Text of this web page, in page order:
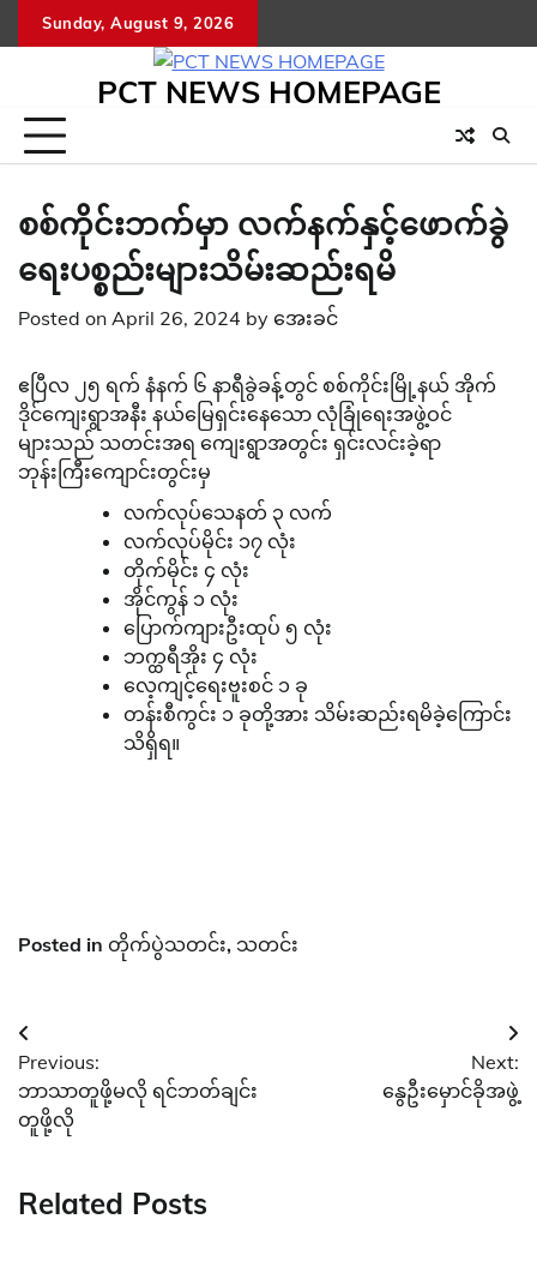
to
Sunday, August 9, 2026
PCT NEWS HOMEPAGE
စစ်ကိုင်းဘက်မှာ လက်နက်နှင့်ဖောက်ခွဲ
ရေးပစ္စည်းများသိမ်းဆည်းရမိ
Posted on April 26, 2024 by အေးခင်
ဧပြီလ ၂၅ ရက် နံနက် ၆ နာရီခွဲခန့်တွင် စစ်ကိုင်းမြို့နယ် အိုက်
ဒိုင်ကျေးရွာအနီး နယ်မြေရှင်းနေသော လုံခြုံရေးအဖွဲ့ဝင်
များသည် သတင်းအရ ကျေးရွာအတွင်း ရှင်းလင်းခဲ့ရာ
ဘုန်းကြီးကျောင်းတွင်းမှ
လက်လုပ်သေနတ် ၃ လက်
လက်လုပ်မိုင်း ၁၇ လုံး
တိုက်မိုင်း ၄ လုံး
အိုင်ကွန် ၁ လုံး
ပြောက်ကျားဦးထုပ် ၅ လုံး
ဘက္ထရီအိုး ၄ လုံး
လေ့ကျင့်ရေးဗူးစင် ၁ ခု
တန်းစီကွင်း ၁ ခုတို့အား သိမ်းဆည်းရမိခဲ့ကြောင်း
သိရှိရ။
Posted in တိုက်ပွဲသတင်း, သတင်း
Post
navigation
Previous:
ဘာသာတူဖို့မလို ရင်ဘတ်ချင်း
တူဖို့လို
Next:
နွေဦးမှောင်ခိုအဖွဲ့
Related Posts